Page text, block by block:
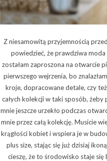
Z niesamowitą przyjemnością
powiedzieć, że prawdziwa
zostałam zaproszona na otwarcie
pierwszego wejrzenia, bo
kroje, dopracowane detale, czy
całych kolekcji w taki sposób,
mnie jeszcze urzekło podczas
mnie przez całą kolekcję. Musicie
krągłości kobiet i wspiera je w
plus size, stając się już dzisiaj
cieszę, że to środowisko staje